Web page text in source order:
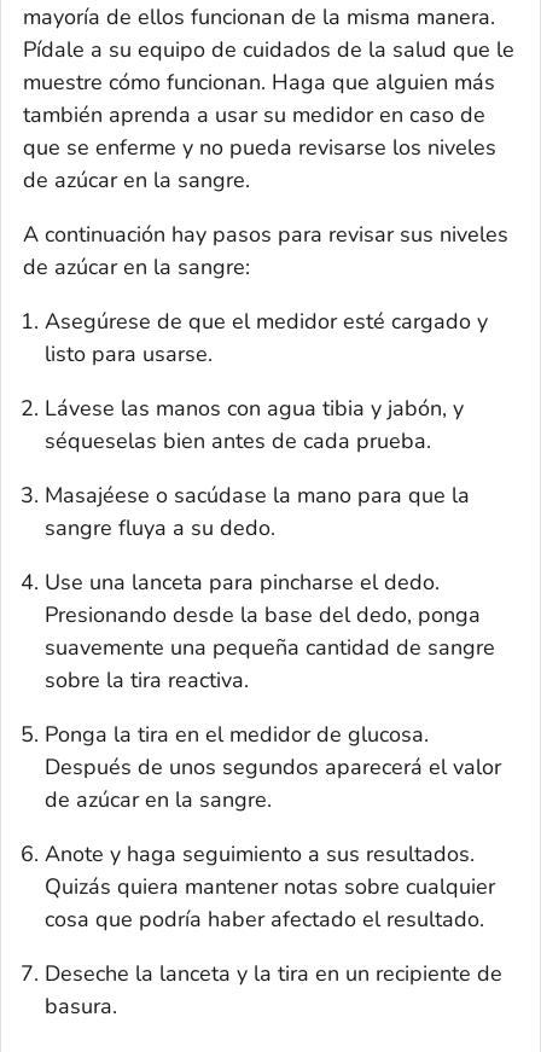
mayoría de ellos funcionan de la misma manera.
Pídale a su equipo de cuidados de la salud que le
muestre cómo funcionan. Haga que alguien más
también aprenda a usar su medidor en caso de
que se enferme y no pueda revisarse los niveles
de azúcar en la sangre.
A continuación hay pasos para revisar sus niveles
de azúcar en la sangre:
Asegúrese de que el medidor esté cargado y
listo para usarse.
Lávese las manos con agua tibia y jabón, y
séqueselas bien antes de cada prueba.
Masajéese o sacúdase la mano para que la
sangre fluya a su dedo.
Use una lanceta para pincharse el dedo.
Presionando desde la base del dedo, ponga
suavemente una pequeña cantidad de sangre
sobre la tira reactiva.
Ponga la tira en el medidor de glucosa.
Después de unos segundos aparecerá el valor
de azúcar en la sangre.
Anote y haga seguimiento a sus resultados.
Quizás quiera mantener notas sobre cualquier
cosa que podría haber afectado el resultado.
Deseche la lanceta y la tira en un recipiente de
basura.